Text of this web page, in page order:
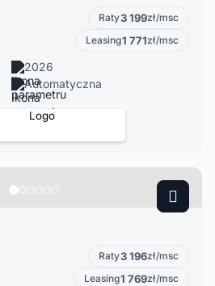
Raty3 199zł/msc
Leasing1 771zł/msc
2026
Automatyczna
Raty3 196zł/msc
Leasing1 769zł/msc